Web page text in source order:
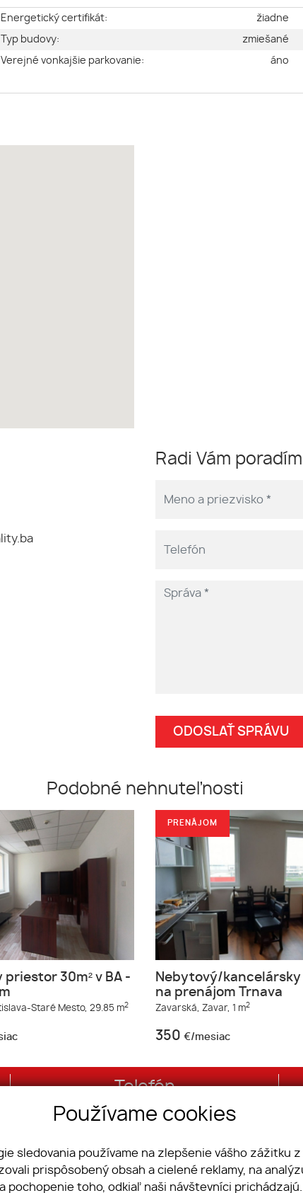
Energetický certifikát:
žiadne
Typ budovy:
zmiešané
Verejné vonkajšie parkovanie:
áno
Radi Vám
Podobné nehnuteľnosti
priestor 30m² v BA -
Staré Mesto, 29.85 m2
PRENÁJOM
Nebytový/
na prenájom Trnava
Zavarská, Zavar, 1 m2
350 €/mesiac
Telefón
+421 2/20 86 76 76
Používame cookies
sledovania používame na zlepšenie vášho zážitku
prispôsobený obsah a cielené reklamy, na
pochopenie toho, odkiaľ naši návštevníci